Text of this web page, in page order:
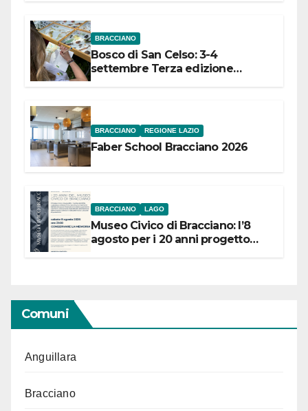
BRACCIANO
Bosco di San Celso: 3-4
settembre Terza edizione
BRACCIANO REGIONE LAZIO
Faber School Bracciano 2026
BRACCIANO LAGO
Museo Civico di Bracciano: l’8
agosto per i 20 anni progetto
Comuni
Anguillara
Bracciano